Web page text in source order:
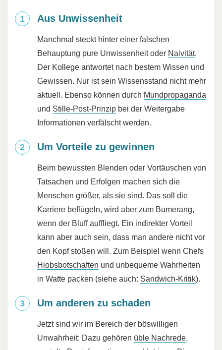
Aus Unwissenheit
Manchmal steckt hinter einer falschen
Behauptung pure Unwissenheit oder Naivität.
Der Kollege antwortet nach bestem Wissen und
Gewissen. Nur ist sein Wissensstand nicht mehr
aktuell. Ebenso können durch Mundpropaganda
und Stille-Post-Prinzip bei der Weitergabe
Informationen verfälscht werden.
Um Vorteile zu gewinnen
Beim bewussten Blenden oder Vortäuschen von
Tatsachen und Erfolgen machen sich die
Menschen größer, als sie sind. Das soll die
Karriere beflügeln, wird aber zum Bumerang,
wenn der Bluff auffliegt. Ein indirekter Vorteil
kann aber auch sein, dass man andere nicht vor
den Kopf stoßen will. Zum Beispiel wenn Chefs
Hiobsbotschaften und unbequeme Wahrheiten
in Watte packen (siehe auch: Sandwich-Kritik).
Um anderen zu schaden
Jetzt sind wir im Bereich der böswilligen
Unwahrheit: Dazu gehören üble Nachrede,